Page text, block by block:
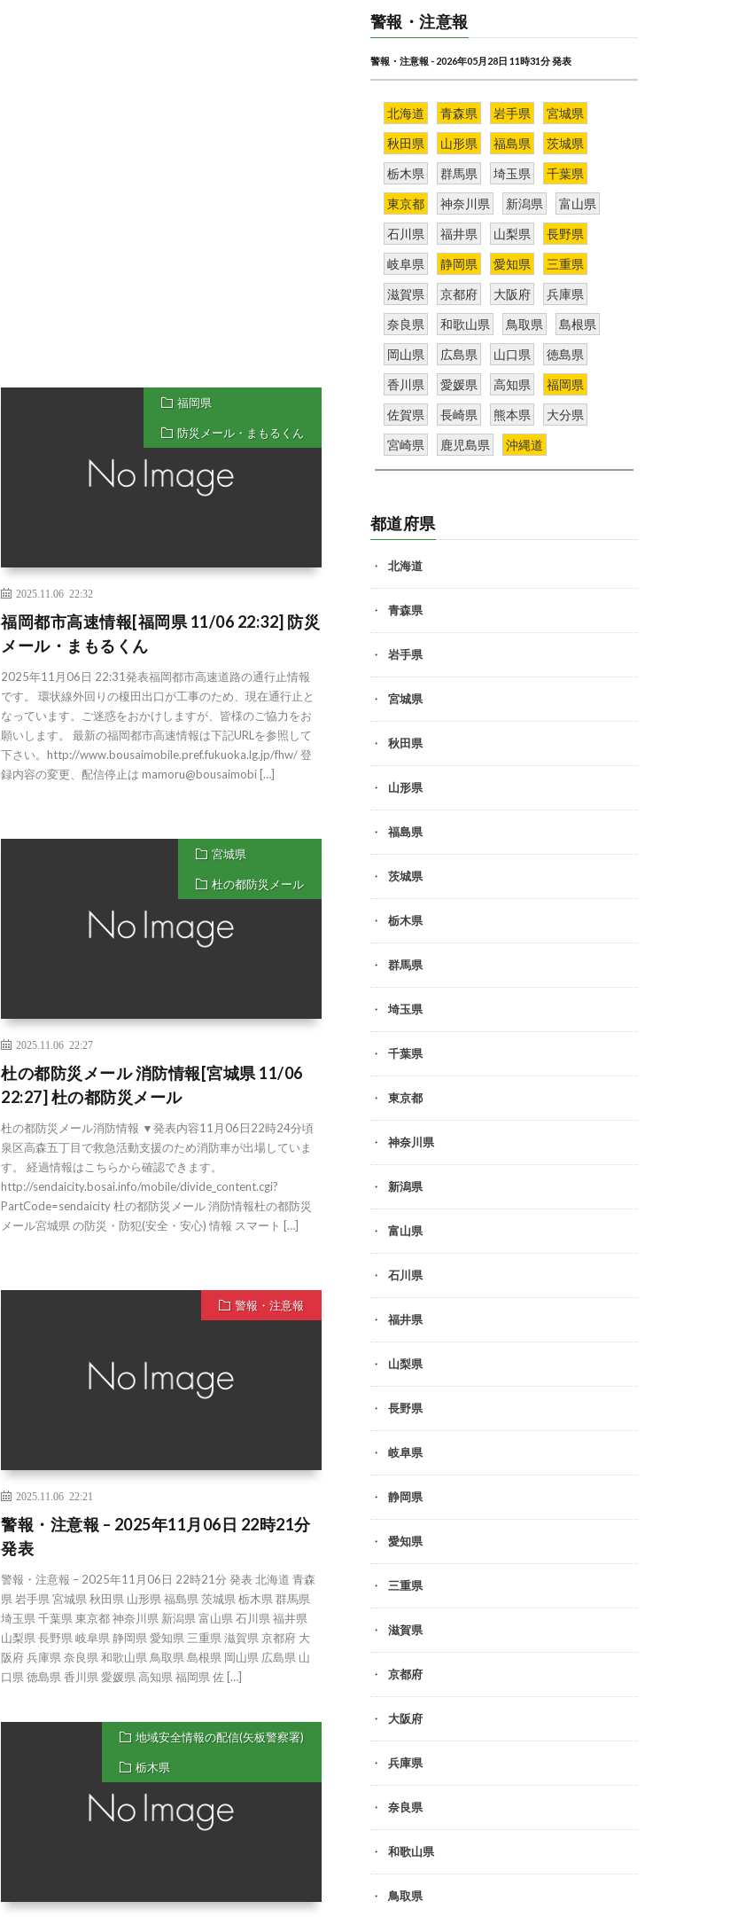
福岡県
防災メール・まもるくん
2025.11.06 22:32
福岡都市高速情報[福岡県 11/06 22:32] 防災
メール・まもるくん
2025年11月06日 22:31発表福岡都市高速道路の通行止情報
です。 環状線外回りの榎田出口が工事のため、現在通行止と
なっています。ご迷惑をおかけしますが、皆様のご協力をお
願いします。 最新の福岡都市高速情報は下記URLを参照して
下さい。http://www.bousaimobile.pref.fukuoka.lg.jp/fhw/ 登
録内容の変更、配信停止は mamoru@bousaimobi […]
宮城県
杜の都防災メール
2025.11.06 22:27
杜の都防災メール 消防情報[宮城県 11/06
22:27] 杜の都防災メール
杜の都防災メール消防情報 ▼発表内容11月06日22時24分頃
泉区高森五丁目で救急活動支援のため消防車が出場していま
す。 経過情報はこちらから確認できます。
http://sendaicity.bosai.info/mobile/divide_content.cgi?
PartCode=sendaicity 杜の都防災メール 消防情報杜の都防災
メール宮城県 の防災・防犯(安全・安心) 情報 スマート […]
警報・注意報
2025.11.06 22:21
警報・注意報 – 2025年11月06日 22時21分
発表
警報・注意報 – 2025年11月06日 22時21分 発表 北海道 青森
県 岩手県 宮城県 秋田県 山形県 福島県 茨城県 栃木県 群馬県
埼玉県 千葉県 東京都 神奈川県 新潟県 富山県 石川県 福井県
山梨県 長野県 岐阜県 静岡県 愛知県 三重県 滋賀県 京都府 大
阪府 兵庫県 奈良県 和歌山県 鳥取県 島根県 岡山県 広島県 山
口県 徳島県 香川県 愛媛県 高知県 福岡県 佐 […]
地域安全情報の配信(矢板警察署)
栃木県
警報・注意報
警報・注意報 - 2026年05月28日 11時31分 発表
北海道 青森県 岩手県
宮城県
秋田県
山形県 福島県
茨城県
栃木県
群馬県 埼玉県
千葉県
東京都
神奈川県 新潟県
富山県
石川県
福井県 山梨県
長野県
岐阜県
静岡県 愛知県
三重県
滋賀県
京都府 大阪府
兵庫県
奈良県
和歌山県 鳥取県
島根県
岡山県
広島県 山口県
徳島県
香川県
愛媛県 高知県
福岡県
佐賀県
長崎県 熊本県
大分県
宮崎県
鹿児島県 沖縄道
都道府県
北海道
青森県
岩手県
宮城県
秋田県
山形県
福島県
茨城県
栃木県
群馬県
埼玉県
千葉県
東京都
神奈川県
新潟県
富山県
石川県
福井県
山梨県
長野県
岐阜県
静岡県
愛知県
三重県
滋賀県
京都府
大阪府
兵庫県
奈良県
和歌山県
鳥取県